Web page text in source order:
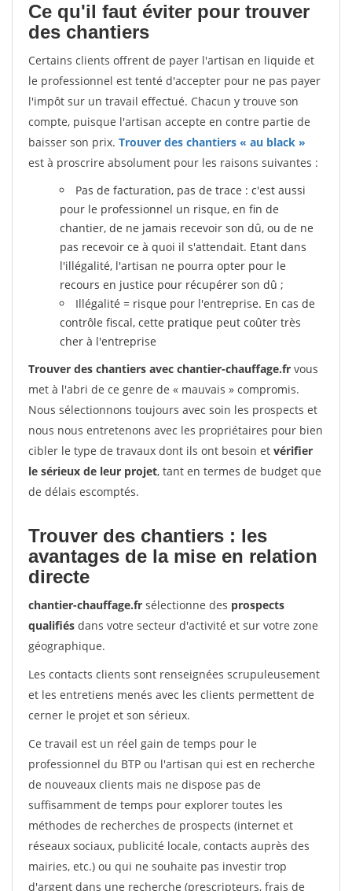
Ce qu'il faut éviter pour trouver
des chantiers
Certains clients offrent de payer l'artisan en liquide et
le professionnel est tenté d'accepter pour ne pas payer
l'impôt sur un travail effectué. Chacun y trouve son
compte, puisque l'artisan accepte en contre partie de
baisser son prix. Trouver des chantiers « au black »
est à proscrire absolument pour les raisons suivantes :
Pas de facturation, pas de trace : c'est aussi
pour le professionnel un risque, en fin de
chantier, de ne jamais recevoir son dû, ou de ne
pas recevoir ce à quoi il s'attendait. Etant dans
l'illégalité, l'artisan ne pourra opter pour le
recours en justice pour récupérer son dû ;
Illégalité = risque pour l'entreprise. En cas de
contrôle fiscal, cette pratique peut coûter très
cher à l'entreprise
Trouver des chantiers avec chantier-chauffage.fr vous
met à l'abri de ce genre de « mauvais » compromis.
Nous sélectionnons toujours avec soin les prospects et
nous nous entretenons avec les propriétaires pour bien
cibler le type de travaux dont ils ont besoin et vérifier
le sérieux de leur projet, tant en termes de budget que
de délais escomptés.
Trouver des chantiers : les
avantages de la mise en relation
directe
chantier-chauffage.fr sélectionne des prospects
qualifiés dans votre secteur d'activité et sur votre zone
géographique.
Les contacts clients sont renseignées scrupuleusement
et les entretiens menés avec les clients permettent de
cerner le projet et son sérieux.
Ce travail est un réel gain de temps pour le
professionnel du BTP ou l'artisan qui est en recherche
de nouveaux clients mais ne dispose pas de
suffisamment de temps pour explorer toutes les
méthodes de recherches de prospects (internet et
réseaux sociaux, publicité locale, contacts auprès des
mairies, etc.) ou qui ne souhaite pas investir trop
d'argent dans une recherche (prescripteurs, frais de